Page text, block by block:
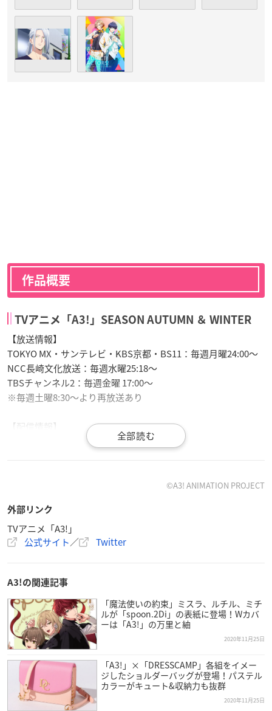
作品概要
TVアニメ「A3!」SEASON AUTUMN ＆ WINTER
【放送情報】
TOKYO MX・サンテレビ・KBS京都・BS11：毎週月曜24:00～
NCC長崎文化放送：毎週水曜25:18〜
TBSチャンネル2：毎週金曜 17:00〜
※毎週土曜8:30〜より再放送あり
【配信情報】
ｄアニメストア／FOD／U-NEXTにて毎週月曜24時より先行配
プライムビデオ、楽天TV、ビデオマーケット、GYAO!ストア、
コ生放送、TSUTAYA TV
【イントロダクション】
となっている。
父・幸夫が立ち上げ、今は潰れかけ寸前の劇団MANKAIカンパ
ニーを立て直すため、主宰兼『総監督』となった立花いづみ。
以前のように春夏秋冬の4組で活動する劇団にするべく、何と
か10名の団員を集めてまずは春組、夏組を結成。紆余曲折あっ
たもののそれぞれ無事千秋楽を大盛況で迎えることができた。
しかしここからが正念場。残り2組の団員を集め、観客を満開
の笑顔にすることができるか……。
はたして、MANKAIカンパニーの運命は――
©A3! ANIMATION PROJECT
外部リンク
TVアニメ「A3!」
公式サイト／ Twitter
A3!の関連記事
「魔法使いの約束」ミスラ、ルチル、ミチ
ルが「spoon.2Di」の表紙に登場！Wカバ
ーは「A3!」の万里と紬
2020年11月25日
「A3!」×「DRESSCAMP」各組をイメー
ジしたショルダーバッグが登場！パステル
カラーがキュート&収納力も抜群
2020年11月25日